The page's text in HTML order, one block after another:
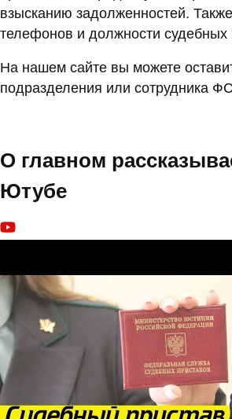
взысканию задолженностей.
телефонов и должности судебных
На нашем сайте вы можете
подразделения или сотрудника
О главном
Ютубе